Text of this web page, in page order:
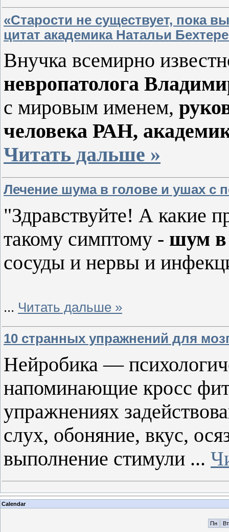
«Старости не существует, пока
цитат академика Натальи
Внучка всемирно
невропатолога
с мировым именем,
человека РАН,
Читать дальше »
Лечение шума в голове и ушах с
"Здравствуйте! А какие
такому симптому - шум в
сосуды и нервы и
... Читать дальше »
10 странных упражнений для
Нейробика —
напоминающие кросс
упражнениях
слух, обоняние, вкус,
выполнение стимули ...
Calendar
Пн
Вт